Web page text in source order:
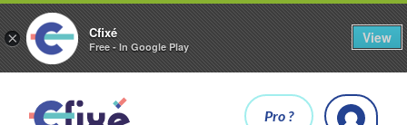
× Cfixé
Free - In Google Play
View
Pro ?